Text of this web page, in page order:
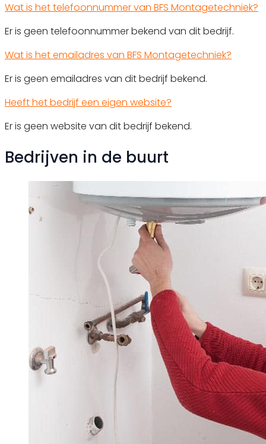
Wat is het telefoonnummer van BFS Montagetechniek?
Er is geen telefoonnummer bekend van dit bedrijf.
Wat is het emailadres van BFS Montagetechniek?
Er is geen emailadres van dit bedrijf bekend.
Heeft het bedrijf een eigen website?
Er is geen website van dit bedrijf bekend.
Bedrijven in de buurt